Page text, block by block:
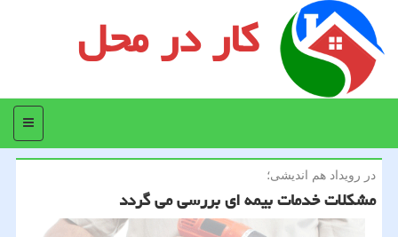
کار در محل
منو
در رویداد هم اندیشی؛
مشكلات خدمات بیمه ای بررسی می گردد